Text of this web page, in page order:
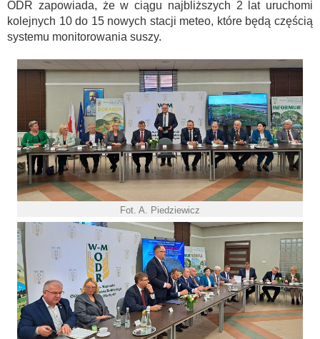
ODR zapowiada, że w ciągu najbliższych 2 lat uruchomi
kolejnych 10 do 15 nowych stacji meteo, które będą częścią
systemu monitorowania suszy.
Fot. A. Piedziewicz